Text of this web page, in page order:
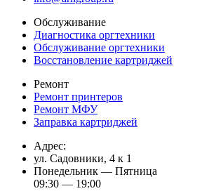
Обслуживание
Диагностика оргтехники
Обслуживание оргтехники
Восстановление картриджей
Ремонт
Ремонт принтеров
Ремонт МФУ
Заправка картриджей
Адрес:
ул. Садовники, 4 к 1
Понедельник — Пятница
09:30 — 19:00